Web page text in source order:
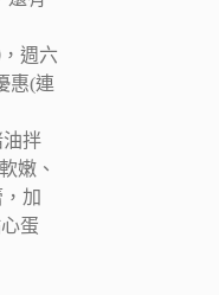
週六
惠(連
油拌
嫩、
加
蛋